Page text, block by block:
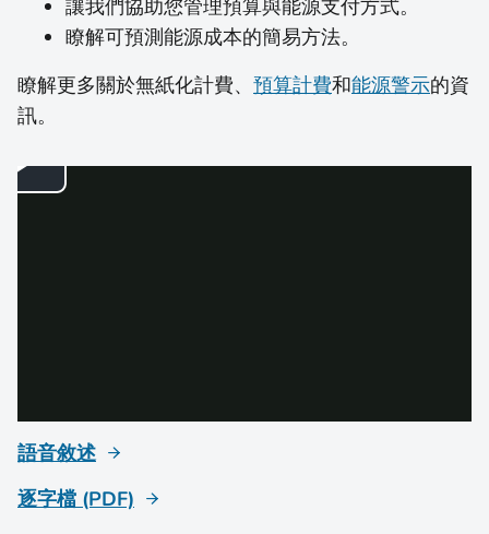
語音敘述
逐字檔 (PDF)
讓我們協助您管理預算與能源支付方式。
瞭解可預測能源成本的簡易方法。
瞭解更多關於無紙化計費、 預算計費和能源警示的資
訊。